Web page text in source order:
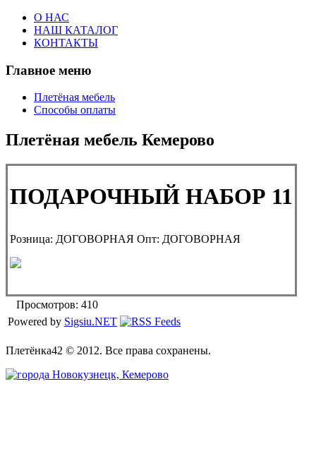
О НАС
НАШ КАТАЛОГ
КОНТАКТЫ
Главное меню
Плетёная мебель
Способы оплаты
Плетёная мебель Кемерово
ПОДАРОЧНЫЙ НАБОР 11
Розница: ДОГОВОРНАЯ Опт: ДОГОВОРНАЯ
Просмотров: 410
Powered by Sigsiu.NET
Плетёнка42 © 2012. Все права сохранены.